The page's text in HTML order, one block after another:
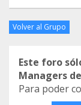
Volver al Grupo
Este foro
Managers
Para poder